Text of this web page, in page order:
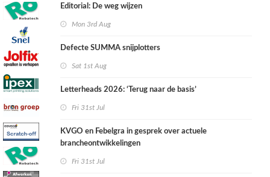
Editorial: De weg wijzen
Mon 3rd Aug
Defecte SUMMA snijplotters
Sat 1st Aug
Letterheads 2026: ‘Terug naar de basis’
Fri 31st Jul
KVGO en Febelgra in gesprek over actuele
brancheontwikkelingen
Fri 31st Jul